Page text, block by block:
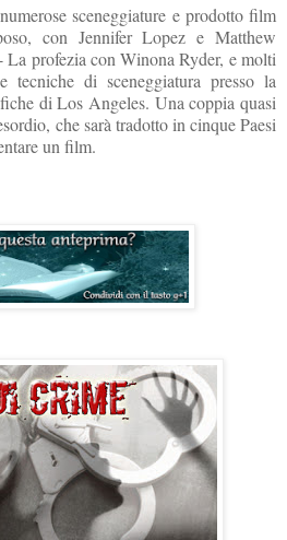
sceneggiature e prodotto film
con Jennifer Lopez e Matthew
profezia con Winona Ryder, e molti
tecniche di sceneggiatura presso la
di Los Angeles. Una coppia quasi
che sarà tradotto in cinque Paesi
un film.